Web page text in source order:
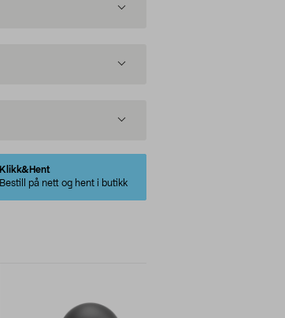
Klikk&Hent
Bestill på nett og hent i butikk